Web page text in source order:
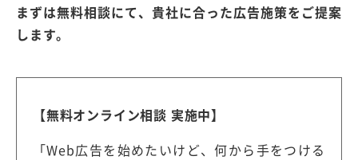
まずは無料相談にて、貴社に合った広告施策をご提案
します。
【無料オンライン相談 実施中】
「Web広告を始めたいけど、何から手をつける